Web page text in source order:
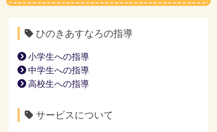
ひのきあすなろの指導
小学生への指導
中学生への指導
高校生への指導
サービスについて